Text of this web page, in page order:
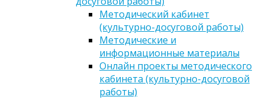
Методический кабинет
(культурно-досуговой работы)
Методические и
информационные материалы
Онлайн проекты методического
кабинета (культурно-досуговой
работы)